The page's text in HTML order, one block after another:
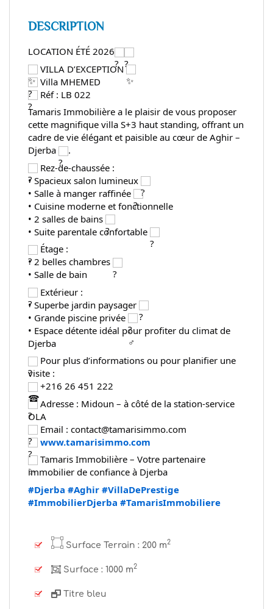
DESCRIPTION
LOCATION ÉTÉ 2026
VILLA D’EXCEPTION
Villa MHEMED
Réf : LB 022
Tamaris Immobilière a le plaisir de vous proposer
cette magnifique villa S+3 haut standing, offrant un
cadre de vie élégant et paisible au cœur de Aghir –
Djerba
.
Rez-de-chaussée :
• Spacieux salon lumineux
• Salle à manger raffinée
• Cuisine moderne et fonctionnelle
• 2 salles de bains
• Suite parentale confortable
Étage :
• 2 belles chambres
• Salle de bain
Extérieur :
• Superbe jardin paysager
• Grande piscine privée
• Espace détente idéal pour profiter du climat de
Djerba
Pour plus d’informations ou pour planifier une
visite :
+216 26 451 222
Adresse : Midoun – à côté de la station-service
OLA
Email : contact@tamarisimmo.com
www.tamarisimmo.com
Tamaris Immobilière – Votre partenaire
immobilier de confiance à Djerba
#Djerba #Aghir #VillaDePrestige
#ImmobilierDjerba #TamarisImmobiliere
Surface Terrain : 200 m2
Surface : 1000 m2
Titre bleu